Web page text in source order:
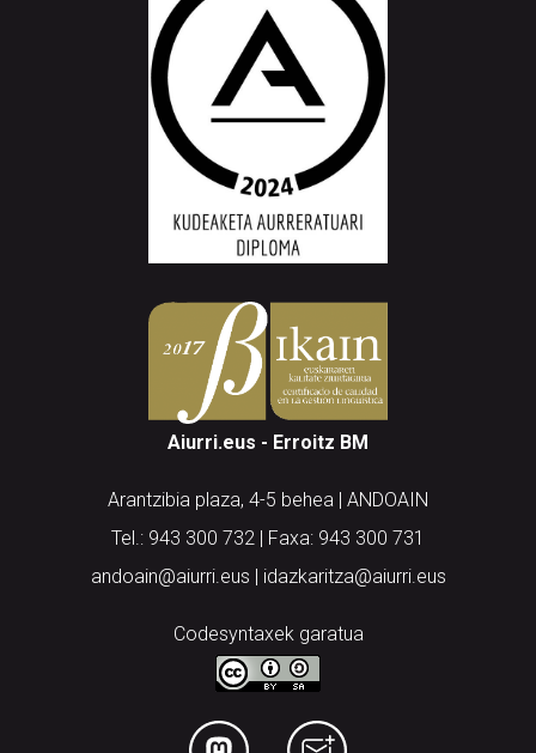
Aiurri.eus - Erroitz BM
Arantzibia plaza, 4-5 behea | ANDOAIN
Tel.: 943 300 732 | Faxa: 943 300 731
andoain@aiurri.eus | idazkaritza@aiurri.eus
Codesyntaxek garatua